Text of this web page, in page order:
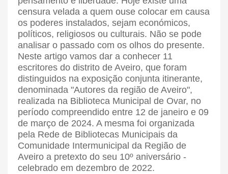
censura velada a quem ouse colocar em causa
os poderes instalados, sejam económicos,
políticos, religiosos ou culturais. Não se pode
analisar o passado com os olhos do presente.
Neste artigo vamos dar a conhecer 11
escritores do distrito de Aveiro, que foram
distinguidos na exposição conjunta itinerante,
denominada "Autores da região de Aveiro",
realizada na Biblioteca Municipal de Ovar, no
período compreendido entre 12 de janeiro e 09
de março de 2024. A mesma foi organizada
pela Rede de Bibliotecas Municipais da
Comunidade Intermunicipal da Região de
Aveiro a pretexto do seu 10º aniversário -
celebrado em dezembro de 2022.